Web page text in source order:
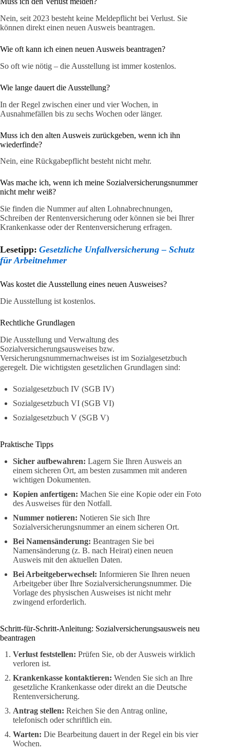
Nein, seit 2023 besteht keine Meldepflicht bei Verlust. Sie
können direkt einen neuen Ausweis beantragen.
Wie oft kann ich einen neuen Ausweis beantragen?
So oft wie nötig – die Ausstellung ist immer kostenlos.
Wie lange dauert die Ausstellung?
In der Regel zwischen einer und vier Wochen, in
Ausnahmefällen bis zu sechs Wochen oder länger.
Muss ich den alten Ausweis zurückgeben, wenn ich ihn
wiederfinde?
Nein, eine Rückgabepflicht besteht nicht mehr.
Was mache ich, wenn ich meine Sozialversicherungsnummer
nicht mehr weiß?
Sie finden die Nummer auf alten Lohnabrechnungen,
Schreiben der Rentenversicherung oder können sie bei Ihrer
Krankenkasse oder der Rentenversicherung erfragen.
Lesetipp: Gesetzliche Unfallversicherung – Schutz
für Arbeitnehmer
Was kostet die Ausstellung eines neuen Ausweises?
Die Ausstellung ist kostenlos.
Rechtliche Grundlagen
Die Ausstellung und Verwaltung des
Sozialversicherungsausweises bzw.
Versicherungsnummernachweises ist im Sozialgesetzbuch
geregelt. Die wichtigsten gesetzlichen Grundlagen sind:
Sozialgesetzbuch IV (SGB IV)
Sozialgesetzbuch VI (SGB VI)
Sozialgesetzbuch V (SGB V)
Praktische Tipps
Sicher aufbewahren: Lagern Sie Ihren Ausweis an
einem sicheren Ort, am besten zusammen mit anderen
wichtigen Dokumenten.
Kopien anfertigen: Machen Sie eine Kopie oder ein Foto
des Ausweises für den Notfall.
Nummer notieren: Notieren Sie sich Ihre
Sozialversicherungsnummer an einem sicheren Ort.
Bei Namensänderung: Beantragen Sie bei
Namensänderung (z. B. nach Heirat) einen neuen
Ausweis mit den aktuellen Daten.
Bei Arbeitgeberwechsel: Informieren Sie Ihren neuen
Arbeitgeber über Ihre Sozialversicherungsnummer. Die
Vorlage des physischen Ausweises ist nicht mehr
zwingend erforderlich.
Schritt-für-Schritt-Anleitung: Sozialversicherungsausweis neu
beantragen
Verlust feststellen: Prüfen Sie, ob der Ausweis wirklich
verloren ist.
Krankenkasse kontaktieren: Wenden Sie sich an Ihre
gesetzliche Krankenkasse oder direkt an die Deutsche
Rentenversicherung.
Antrag stellen: Reichen Sie den Antrag online,
telefonisch oder schriftlich ein.
Warten: Die Bearbeitung dauert in der Regel ein bis vier
Wochen.